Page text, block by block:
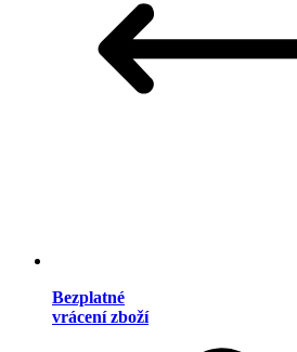
Bezplatné
vrácení zboží